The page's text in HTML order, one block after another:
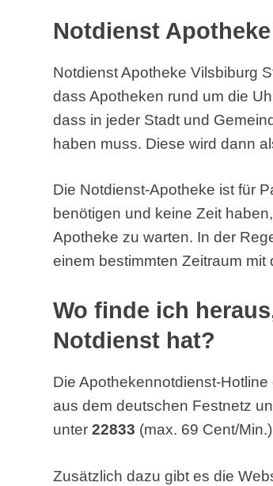
Notdienst
Notdienst Apotheke Vilsbiburg
dass Apotheken rund um die
dass in jeder Stadt und
haben muss. Diese wird dann
Die Notdienst-Apotheke ist für
benötigen und keine Zeit
Apotheke zu warten. In der
einem bestimmten Zeitraum mit
Wo finde ich
Notdienst hat?
Die Apothekennotdienst-
aus dem deutschen Festnetz
unter22833 (max. 69 Cent/
Zusätzlich dazu gibt es die